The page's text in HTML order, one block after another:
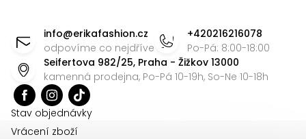
info@erikafashion.cz
odpovíme co nejdříve
+420216216078
Po-Pá: 8:00-18:00
Seifertova 982/25, Praha - Žižkov 13000
kamenná prodejna, Po-Pá 10-19h, So-Ne 10-18h
Stav objednávky
Vrácení zboží